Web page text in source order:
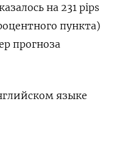
на 231 pips
пункта)
прогноза
языке